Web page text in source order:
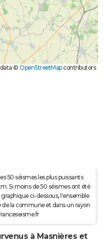
© OpenStreetMapcontributors
50 séismes les plus puissants
Si moins de 50 séismes ont été
ci-dessous, l'ensemble
la commune et dans un rayon
à Masnières et